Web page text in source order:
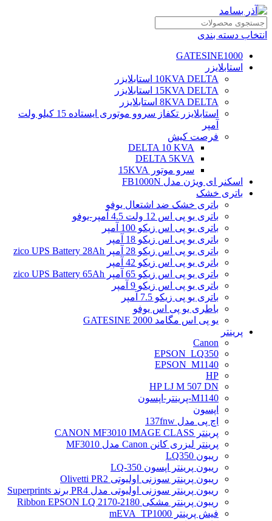
انتخاب دسته بندی
GATESINE1000
استابلایزر
10KVA DELTA استابلایزر
15KVA DELTA استابلایزر
8KVA DELTA استابلایزر
استابلایزر تکفاز سروو موتوری ایستاده 15 کیلو ولت
آمپر
فرصت کیش
DELTA 10 KVA
DELTA 5KVA
سرو موتور 15KVA
اسکنر ای ویژن مدل FB1000N
باتری خشک
باتری خشک ضد اشتعال یوفو
باتری یو پی اس 12 ولت 4.5 آمپر-یوفو
باتری یو پی اس زیکو 100 آمپر
باتری یو پی اس زیکو 18 آمپر
باتری یو پی اس زیکو 28 آمپر zico UPS Battery 28Ah
باتری یو پی اس زیکو 42 آمپر
باتری یو پی اس زیکو 65 آمپر zico UPS Battery 65Ah
باتری یو پی اس زیکو 9 آمپر
باتری یو پی زیکو 7.5 آمپر
باطری یو پی اس یوفو
یو پی اس مگامد GATESINE 2000
پرینتر
Canon
EPSON_LQ350
EPSON_M1140
HP
HP LJ M 507 DN
M1140-پرینتر-اپسون
اپسون
اچ پی مدل 137fnw
پرینتر CANON MF3010 IMAGE CLASS
پرینتر لیزری کانن Canon مدل MF3010
ریبون LQ350
ریبون پرینتر اپسون LQ-350
ریبون پرینتر سوزنی اولیوتی Olivetti PR2
ریبون پرینتر سوزنی اولیوتی مدل PR4 برند Superprints
ریبون پرینتر مشکی Ribbon EPSON LQ 2170-2180
فیش پرینتر mEVA_TP1000